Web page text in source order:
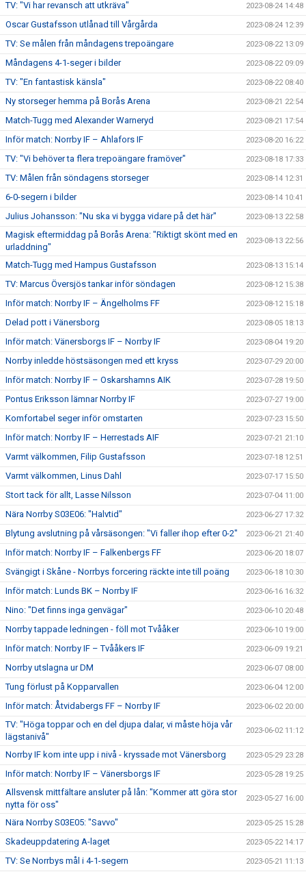
TV: "Vi har revansch att utkräva" 2023-08-24 14:48
Oscar Gustafsson utlånad till Vårgårda 2023-08-24 12:39
TV: Se målen från måndagens trepoängare 2023-08-22 13:09
Måndagens 4-1-seger i bilder 2023-08-22 09:09
TV: "En fantastisk känsla" 2023-08-22 08:40
Ny storseger hemma på Borås Arena 2023-08-21 22:54
Match-Tugg med Alexander Warneryd 2023-08-21 17:54
Inför match: Norrby IF – Ahlafors IF 2023-08-20 16:22
TV: "Vi behöver ta flera trepoängare framöver" 2023-08-18 17:33
TV: Målen från söndagens storseger 2023-08-14 12:31
6-0-segern i bilder 2023-08-14 10:41
Julius Johansson: "Nu ska vi bygga vidare på det här" 2023-08-13 22:58
Magisk eftermiddag på Borås Arena: "Riktigt skönt med en
urladdning"
2023-08-13 22:56
Match-Tugg med Hampus Gustafsson 2023-08-13 15:14
TV: Marcus Översjös tankar inför söndagen 2023-08-12 15:38
Inför match: Norrby IF – Ängelholms FF 2023-08-12 15:18
Delad pott i Vänersborg 2023-08-05 18:13
Inför match: Vänersborgs IF – Norrby IF 2023-08-04 19:20
Norrby inledde höstsäsongen med ett kryss 2023-07-29 20:00
Inför match: Norrby IF – Oskarshamns AIK 2023-07-28 19:50
Pontus Eriksson lämnar Norrby IF 2023-07-27 19:00
Komfortabel seger inför omstarten 2023-07-23 15:50
Inför match: Norrby IF – Herrestads AIF 2023-07-21 21:10
Varmt välkommen, Filip Gustafsson 2023-07-18 12:51
Varmt välkommen, Linus Dahl 2023-07-17 15:50
Stort tack för allt, Lasse Nilsson 2023-07-04 11:00
Nära Norrby S03E06: "Halvtid" 2023-06-27 17:32
Blytung avslutning på vårsäsongen: "Vi faller ihop efter 0-2" 2023-06-21 21:40
Inför match: Norrby IF – Falkenbergs FF 2023-06-20 18:07
Svängigt i Skåne - Norrbys forcering räckte inte till poäng 2023-06-18 10:30
Inför match: Lunds BK – Norrby IF 2023-06-16 16:32
Nino: "Det finns inga genvägar" 2023-06-10 20:48
Norrby tappade ledningen - föll mot Tvååker 2023-06-10 19:00
Inför match: Norrby IF – Tvååkers IF 2023-06-09 19:21
Norrby utslagna ur DM 2023-06-07 08:00
Tung förlust på Kopparvallen 2023-06-04 12:00
Inför match: Åtvidabergs FF – Norrby IF 2023-06-02 20:00
TV: "Höga toppar och en del djupa dalar, vi måste höja vår
lägstanivå"
2023-06-02 11:12
Norrby IF kom inte upp i nivå - kryssade mot Vänersborg 2023-05-29 23:28
Inför match: Norrby IF – Vänersborgs IF 2023-05-28 19:25
Allsvensk mittfältare ansluter på lån: "Kommer att göra stor
nytta för oss"
2023-05-27 16:00
Nära Norrby S03E05: "Savvo" 2023-05-25 15:28
Skadeuppdatering A-laget 2023-05-22 14:17
TV: Se Norrbys mål i 4-1-segern 2023-05-21 11:13